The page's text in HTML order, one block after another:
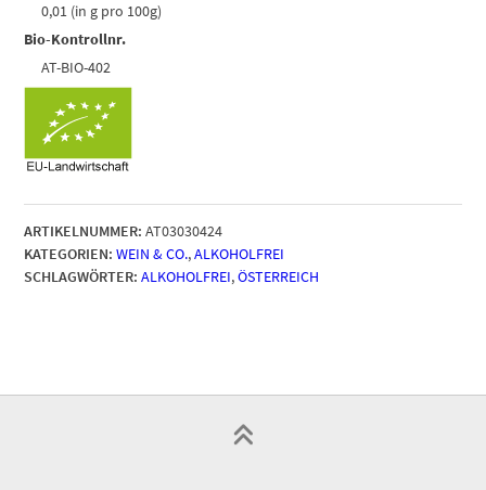
0,01 (in g pro 100g)
Bio-Kontrollnr.
AT-BIO-402
ARTIKELNUMMER: AT03030424
KATEGORIEN: WEIN & CO.,ALKOHOLFREI
SCHLAGWÖRTER: ALKOHOLFREI,ÖSTERREICH